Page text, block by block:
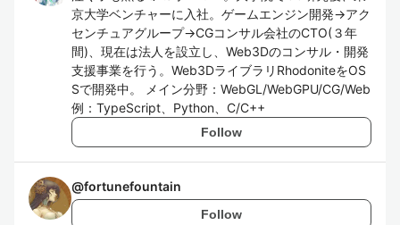
京大学ベンチャーに入社。ゲームエンジン開発→アク
センチュアグループ→CGコンサル会社のCTO(３年
間)、現在は法人を設立し、Web3Dのコンサル・開発
支援事業を行う。Web3DライブラリRhodoniteをOS
Sで開発中。 メイン分野：WebGL/WebGPU/CG/Web
例：TypeScript、Python、C/C++
Follow
@fortunefountain
Follow